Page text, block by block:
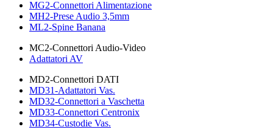
MG2-Connettori Alimentazione
MH2-Prese Audio 3,5mm
ML2-Spine Banana
MC2-Connettori Audio-Video
Adattatori AV
MD2-Connettori DATI
MD31-Adattatori Vas.
MD32-Connettori a Vaschetta
MD33-Connettori Centronix
MD34-Custodie Vas.